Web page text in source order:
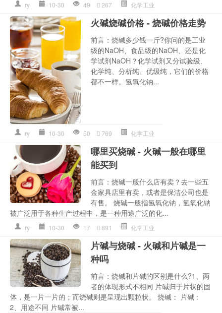
ry 10-30 49 267 化学工业
火碱烧碱价格 - 烧碱价格走势
前言：烧碱多少钱一斤?你问的是工业
级的NaOH、食品级的NaOH、还是化
学试剂NaOH？化学试剂又分试验级、
化学纯、分析纯、优级纯，它们的价格
都不一样。氢氧化钠...
ry 10-30 50 769 化学工业
哪里买烧碱 - 火碱一般在哪里
能买到
前言：烧碱一般什么店有卖？去一些五
金家具店里有卖，或者是保洁公司也是
有售。 烧碱一般指氢氧化钠，氢氧化钠
被广泛用于各种生产过程中，是一种用途广泛的化...
ry 10-30 17 891 化学工业
片碱与烧碱 - 火碱和片碱是一
种吗
前言：烧碱和片碱的区别是什么?1、两
者的体现形式不相同 片碱归于片状的固
体，是一片一片的；而烧碱则是呈现出颗粒状。 烧碱： 片碱：
2、用途不同 片碱常被...